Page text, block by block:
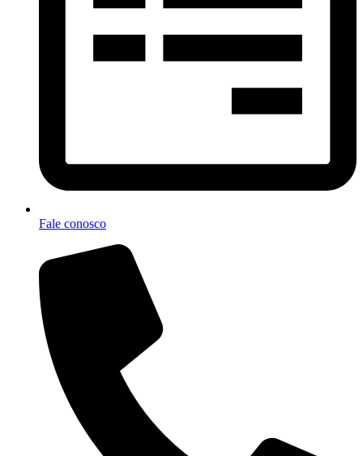
Fale conosco